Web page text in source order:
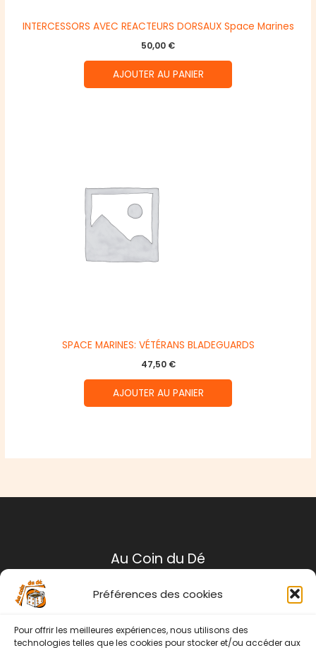
Préférences des cookies
Pour offrir les meilleures expériences, nous utilisons des
technologies telles que les cookies pour stocker et/ou accéder aux
INTERCESSORS AVEC REACTEURS DORSAUX Space Marines
50,00 €
AJOUTER AU PANIER
SPACE MARINES: VÉTÉRANS BLADEGUARDS
47,50 €
AJOUTER AU PANIER
Au Coin du Dé
Conditions générales de ventes
Politique de retour